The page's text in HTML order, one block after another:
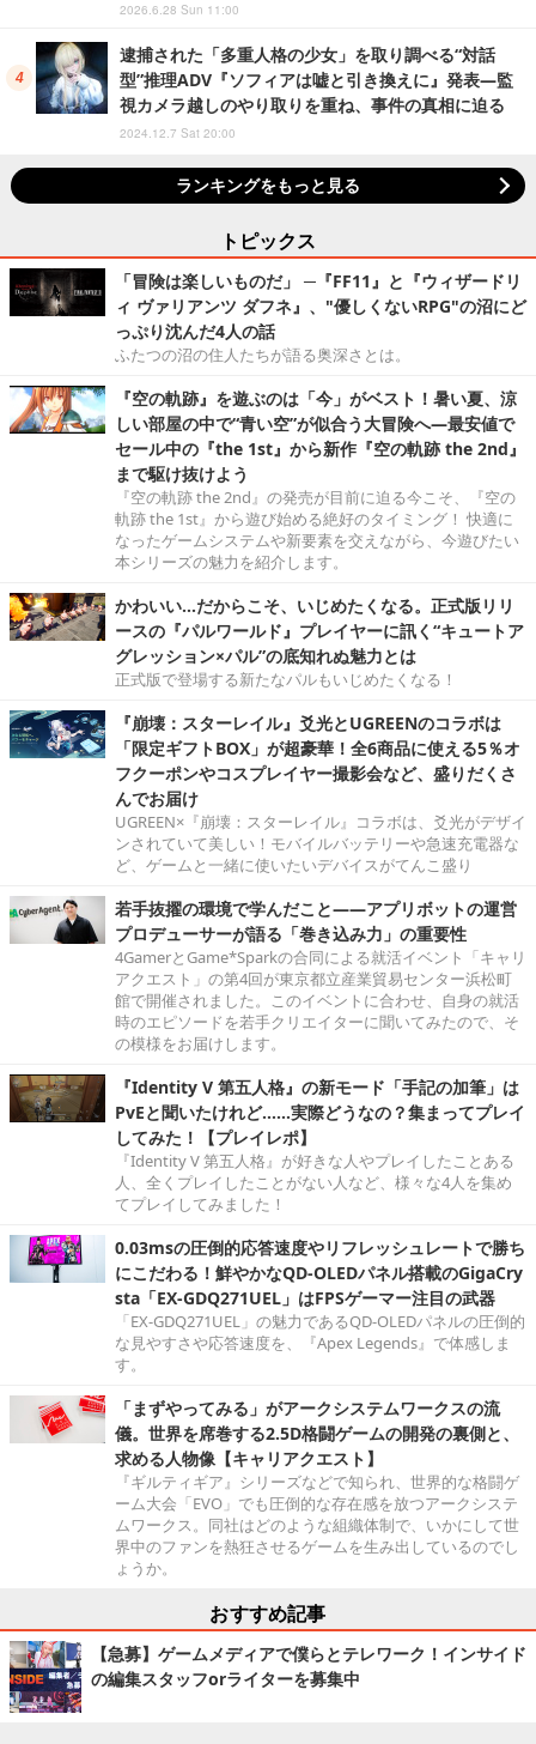
2026.6.28 Sun 11:00
逮捕された「多重人格の少女」を取り調べる“対話
型”推理ADV『ソフィアは嘘と引き換えに』発表―監
視カメラ越しのやり取りを重ね、事件の真相に迫る
2024.12.7 Sat 20:00
ランキングをもっと見る
トピックス
「冒険は楽しいものだ」 ─『FF11』と『ウィザードリ
ィ ヴァリアンツ ダフネ』、"優しくないRPG"の沼にど
っぷり沈んだ4人の話
ふたつの沼の住人たちが語る奥深さとは。
『空の軌跡』を遊ぶのは「今」がベスト！暑い夏、涼
しい部屋の中で“青い空”が似合う大冒険へ―最安値で
セール中の『the 1st』から新作『空の軌跡 the 2nd』
まで駆け抜けよう
『空の軌跡 the 2nd』の発売が目前に迫る今こそ、『空の
軌跡 the 1st』から遊び始める絶好のタイミング！ 快適に
なったゲームシステムや新要素を交えながら、今遊びたい
本シリーズの魅力を紹介します。
かわいい…だからこそ、いじめたくなる。正式版リリ
ースの『パルワールド』プレイヤーに訊く“キュートア
グレッション×パル”の底知れぬ魅力とは
正式版で登場する新たなパルもいじめたくなる！
『崩壊：スターレイル』爻光とUGREENのコラボは
「限定ギフトBOX」が超豪華！全6商品に使える5％オ
フクーポンやコスプレイヤー撮影会など、盛りだくさ
んでお届け
UGREEN×『崩壊：スターレイル』コラボは、爻光がデザイ
ンされていて美しい！モバイルバッテリーや急速充電器な
ど、ゲームと一緒に使いたいデバイスがてんこ盛り
若手抜擢の環境で学んだこと――アプリボットの運営
プロデューサーが語る「巻き込み力」の重要性
4GamerとGame*Sparkの合同による就活イベント「キャリ
アクエスト」の第4回が東京都立産業貿易センター浜松町
館で開催されました。このイベントに合わせ、自身の就活
時のエピソードを若手クリエイターに聞いてみたので、そ
の模様をお届けします。
『Identity V 第五人格』の新モード「手記の加筆」は
PvEと聞いたけれど……実際どうなの？集まってプレイ
してみた！【プレイレポ】
『Identity V 第五人格』が好きな人やプレイしたことある
人、全くプレイしたことがない人など、様々な4人を集め
てプレイしてみました！
0.03msの圧倒的応答速度やリフレッシュレートで勝ち
にこだわる！鮮やかなQD-OLEDパネル搭載のGigaCry
sta「EX-GDQ271UEL」はFPSゲーマー注目の武器
「EX-GDQ271UEL」の魅力であるQD-OLEDパネルの圧倒的
な見やすさや応答速度を、『Apex Legends』で体感しま
す。
「まずやってみる」がアークシステムワークスの流
儀。世界を席巻する2.5D格闘ゲームの開発の裏側と、
求める人物像【キャリアクエスト】
『ギルティギア』シリーズなどで知られ、世界的な格闘ゲ
ーム大会「EVO」でも圧倒的な存在感を放つアークシステ
ムワークス。同社はどのような組織体制で、いかにして世
界中のファンを熱狂させるゲームを生み出しているのでし
ょうか。
おすすめ記事
【急募】ゲームメディアで僕らとテレワーク！インサイド
の編集スタッフorライターを募集中